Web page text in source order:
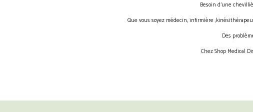
Besoin d’une
Que vous soyez médecin, infirmière
Des
Chez Shop Medical